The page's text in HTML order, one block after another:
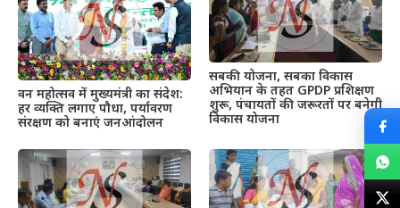
वन महोत्सव में मुख्यमंत्री का संदेश:
हर व्यक्ति लगाए पौधा, पर्यावरण
संरक्षण को बनाएं जनआंदोलन
सबकी योजना, सबका विकास
अभियान के तहत GPDP प्रशिक्षण
शुरू, पंचायतों की जरूरतों पर बनेगी
विकास योजना